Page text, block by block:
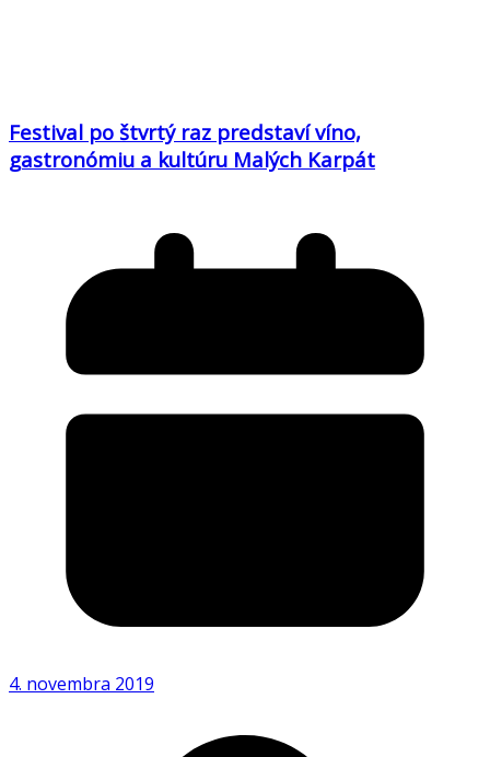
Festival po štvrtý raz predstaví víno,
gastronómiu a kultúru Malých Karpát
4. novembra 2019